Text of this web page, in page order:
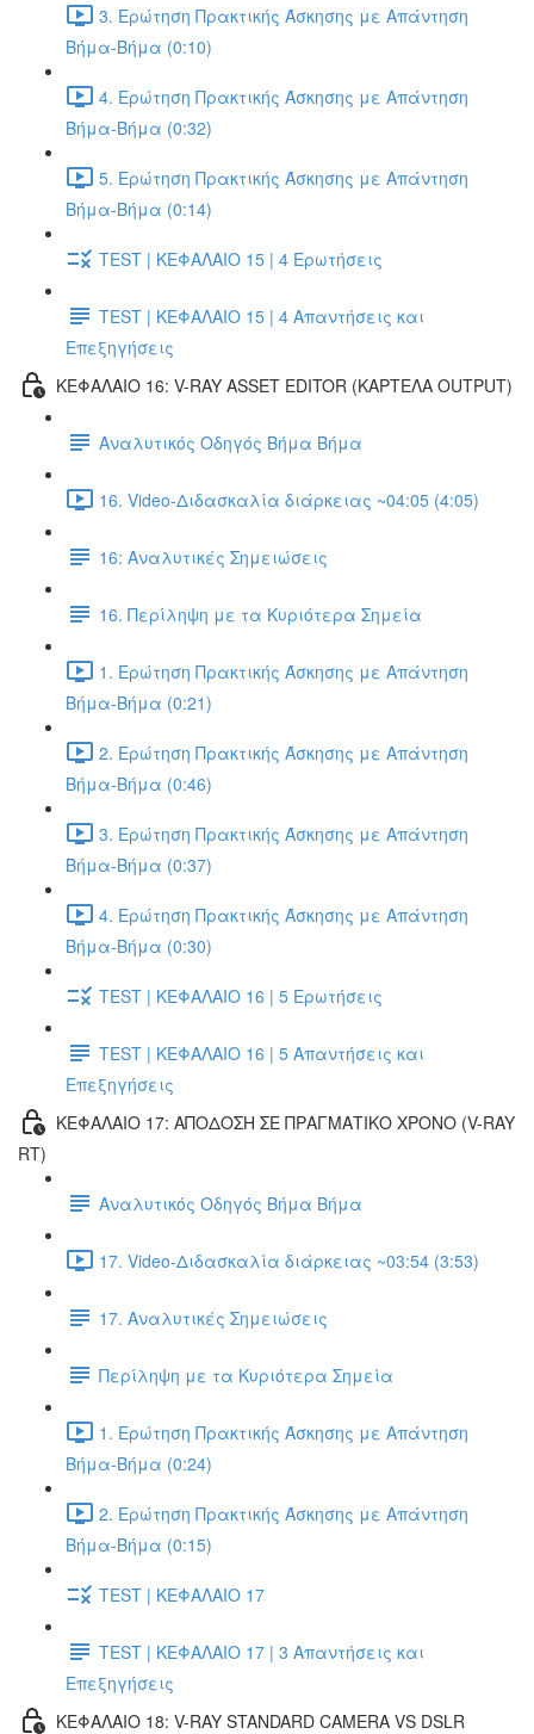
3. Ερώτηση Πρακτικής Άσκησης με Απάντηση
Βήμα-Βήμα (0:10)
4. Ερώτηση Πρακτικής Άσκησης με Απάντηση
Βήμα-Βήμα (0:32)
5. Ερώτηση Πρακτικής Άσκησης με Απάντηση
Βήμα-Βήμα (0:14)
TEST | ΚΕΦΑΛΑΙΟ 15 | 4 Ερωτήσεις
TEST | ΚΕΦΑΛΑΙΟ 15 | 4 Απαντήσεις και
Επεξηγήσεις
ΚΕΦΑΛΑΙΟ 16: V-RAY ASSET EDITOR (ΚΑΡΤΕΛΑ OUTPUT)
Αναλυτικός Οδηγός Βήμα Βήμα
16. Video-Διδασκαλία διάρκειας ~04:05 (4:05)
16: Αναλυτικές Σημειώσεις
16. Περίληψη με τα Κυριότερα Σημεία
1. Ερώτηση Πρακτικής Άσκησης με Απάντηση
Βήμα-Βήμα (0:21)
2. Ερώτηση Πρακτικής Άσκησης με Απάντηση
Βήμα-Βήμα (0:46)
3. Ερώτηση Πρακτικής Άσκησης με Απάντηση
Βήμα-Βήμα (0:37)
4. Ερώτηση Πρακτικής Άσκησης με Απάντηση
Βήμα-Βήμα (0:30)
TEST | ΚΕΦΑΛΑΙΟ 16 | 5 Ερωτήσεις
TEST | ΚΕΦΑΛΑΙΟ 16 | 5 Απαντήσεις και
Επεξηγήσεις
ΚΕΦΑΛΑΙΟ 17: ΑΠΟΔΟΣΗ ΣΕ ΠΡΑΓΜΑΤΙΚΟ ΧΡΟΝΟ (V-RAY
RT)
Αναλυτικός Οδηγός Βήμα Βήμα
17. Video-Διδασκαλία διάρκειας ~03:54 (3:53)
17. Αναλυτικές Σημειώσεις
Περίληψη με τα Κυριότερα Σημεία
1. Ερώτηση Πρακτικής Άσκησης με Απάντηση
Βήμα-Βήμα (0:24)
2. Ερώτηση Πρακτικής Άσκησης με Απάντηση
Βήμα-Βήμα (0:15)
TEST | ΚΕΦΑΛΑΙΟ 17
TEST | ΚΕΦΑΛΑΙΟ 17 | 3 Απαντήσεις και
Επεξηγήσεις
ΚΕΦΑΛΑΙΟ 18: V-RAY STANDARD CAMERA VS DSLR